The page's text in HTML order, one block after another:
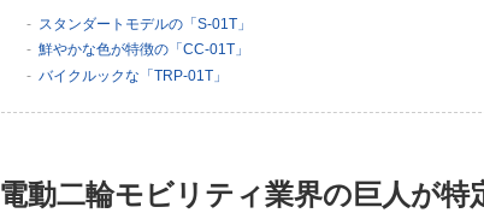
スタンダートモデルの「S-01T」
鮮やかな色が特徴の「CC-01T」
バイクルックな「TRP-01T」
電動二輪モビリティ業界の巨人が特